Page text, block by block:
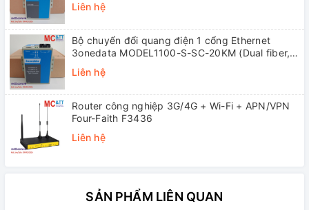
Liên hệ
Bộ chuyển đổi quang điện 1 cổng Ethernet
3onedata MODEL1100-S-SC-20KM (Dual fiber,
Liên hệ
Router công nghiệp 3G/4G + Wi-Fi + APN/VPN
Four-Faith F3436
Liên hệ
SẢN PHẨM LIÊN QUAN